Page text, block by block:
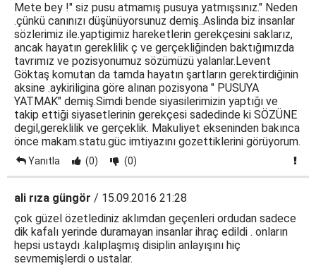
Mete bey !" siz pusu atmamış pusuya yatmışsınız." Neden
.çünkü canınızı düşünüyorsunuz demiş..Aslinda biz insanlar
sözlerimiz ile.yaptigimiz hareketlerin gerekçesini saklarız,
ancak hayatın gereklilik ç ve gerçekliğinden baktığımızda
tavrımız ve pozisyonumuz sözümüzü yalanlar.Levent
Göktaş komutan da tamda hayatın şartların gerektirdiğinin
aksine .aykiriligina göre alınan pozisyona " PUSUYA
YATMAK" demiş.Simdi bende siyasilerimizin yaptığı ve
takip ettiği siyasetlerinin gerekçesi sadedinde ki SÖZÜNE
degil,gereklilik ve gerçeklik. Makuliyet ekseninden bakınca
önce makam.statu.güc imtiyazını gozettiklerini görüyorum.
Yanıtla (0) (0)
ali rıza güngör / 15.09.2016 21:28
çok güzel özetlediniz aklımdan geçenleri ordudan sadece
dik kafalı yerinde duramayan insanlar ihraç edildi . onların
hepsi ustaydı .kalıplaşmış disiplin anlayışını hiç
sevmemişlerdi o ustalar.